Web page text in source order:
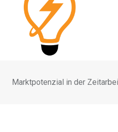
Marktpotenzial in der